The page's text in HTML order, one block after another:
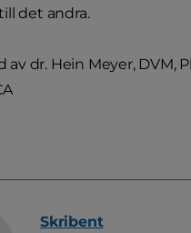
det andra.
av dr. Hein Meyer, DVM,
Skribent